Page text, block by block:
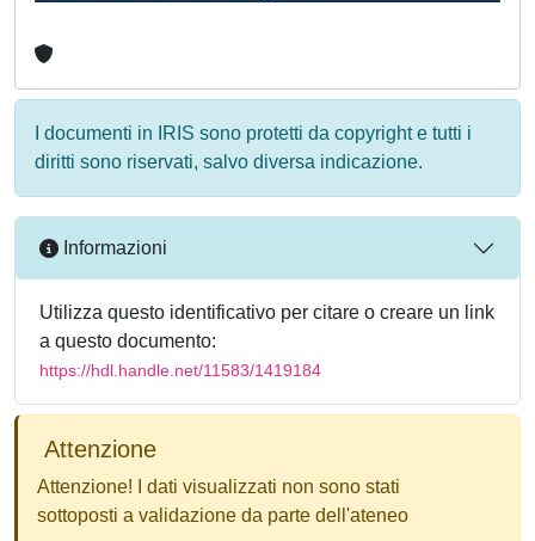
I documenti in IRIS sono protetti da copyright e tutti i
diritti sono riservati, salvo diversa indicazione.
Informazioni
Utilizza questo identificativo per citare o creare un link
a questo documento:
https://hdl.handle.net/11583/1419184
Attenzione
Attenzione! I dati visualizzati non sono stati
sottoposti a validazione da parte dell'ateneo